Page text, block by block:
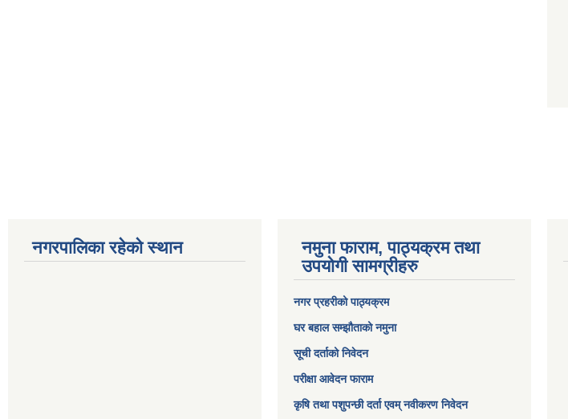
नगरपालिका रहेको स्थान
नमुना फाराम, पाठ्यक्रम तथा
उपयोगी सामग्रीहरु
नगर प्रहरीको पाठ्यक्रम
घर बहाल सम्झौताको नमुना
सूची दर्ताको निवेदन
परीक्षा आवेदन फाराम
कृषि तथा पशुपन्छी दर्ता एवम् नवीकरण निवेदन